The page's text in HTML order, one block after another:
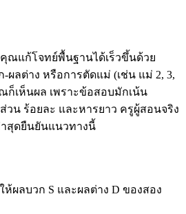
ณแก้โจทย์พื้นฐานได้เร็วขึ้นด้วย
ผลต่าง หรือการตัดแม่ (เช่น แม่ 2, 3,
ก็เห็นผล เพราะข้อสอบมักเน้น
วน ร้อยละ และหารยาว ครูผู้สอนจริง
สุดยืนยันแนวทางนี้
ห้ผลบวก S และผลต่าง D ของสอง